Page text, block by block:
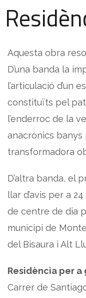
Aquesta obra
D’una banda la
l’articulació d’un
constituïts pel
l’enderroc de la
anacrònics
transformadora
D’altra banda, el
llar d’avis per a
de centre de dia
municipi de
del Bisaura i Alt
Residència per a
Carrer de